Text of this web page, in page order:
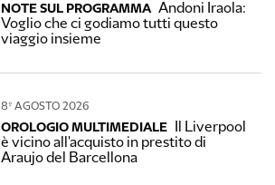
NOTE SUL PROGRAMMA Andoni Iraola:
Voglio che ci godiamo tutti questo
viaggio insieme
8º AGOSTO 2026
OROLOGIO MULTIMEDIALE
Il Liverpool
è vicino all'acquisto in prestito di
Araujo del Barcellona